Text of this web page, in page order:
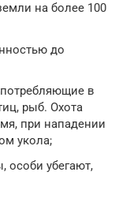
на более 100
до
в
рыб. Охота
при нападении
укола;
особи убегают,